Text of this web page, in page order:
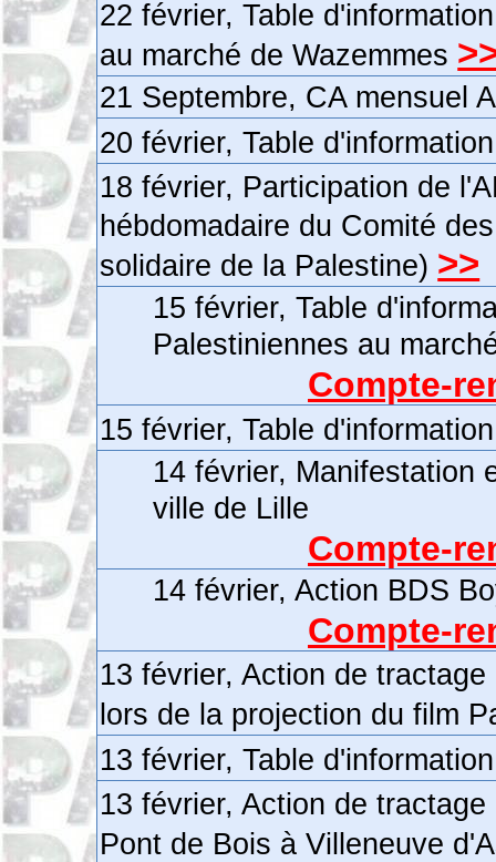
22 février, Table
au marché de Wazemmes
21 Septembre, CA mensuel
20 février, Table
18 février, Participation de
hébdomadaire du Comité
solidaire de la Palestine) >>
15 février, Table
Palestiniennes au
Compte-
15 février, Table
14 février, Manifestation
ville de Lille
Compte-
14 février, Action BDS
Compte-
13 février, Action de
lors de la projection du film
13 février, Table
13 février, Action de
Pont de Bois à Villeneuve